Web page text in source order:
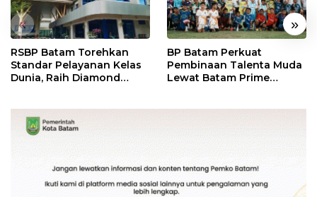
« »
RSBP Batam Torehkan
Standar Pelayanan Kelas
Dunia, Raih Diamond
BP Batam Perkuat
Pembinaan Talenta Muda
Lewat Batam Prime